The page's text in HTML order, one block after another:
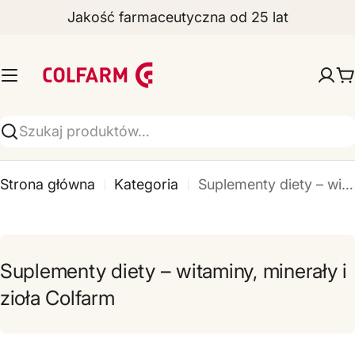
Przejdź
treści
Jakość farmaceutyczna od 25 lat
ł
a
d
a
r
Wyszukiwarka
Strona główna Kategoria Suplementy diety – witaminy, minerały i zioła Colfarm
Suplementy diety – witaminy, minerały i
zioła Colfarm